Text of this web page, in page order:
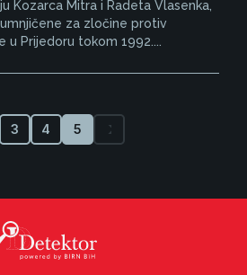
Kozarca Mitra i Radeta Vlasenka,
za zločine protiv
Prijedoru tokom 1992....
3 4 5